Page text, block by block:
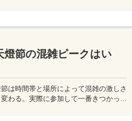
燈節の混雑ピークはい
は時間帯と場所によって混雑の激しさ
わる。実際に参加して一番きつかった